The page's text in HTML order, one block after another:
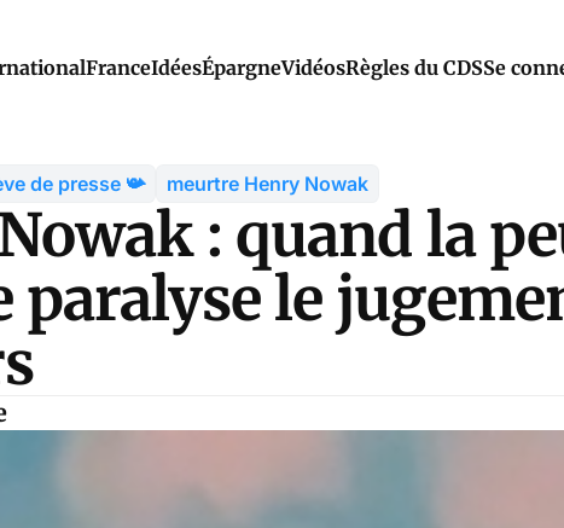
FranceIdéesÉpargneVidéosRègles du CDSSe
de presse 📯 meurtre Henry Nowak
: quand la
paralyse le